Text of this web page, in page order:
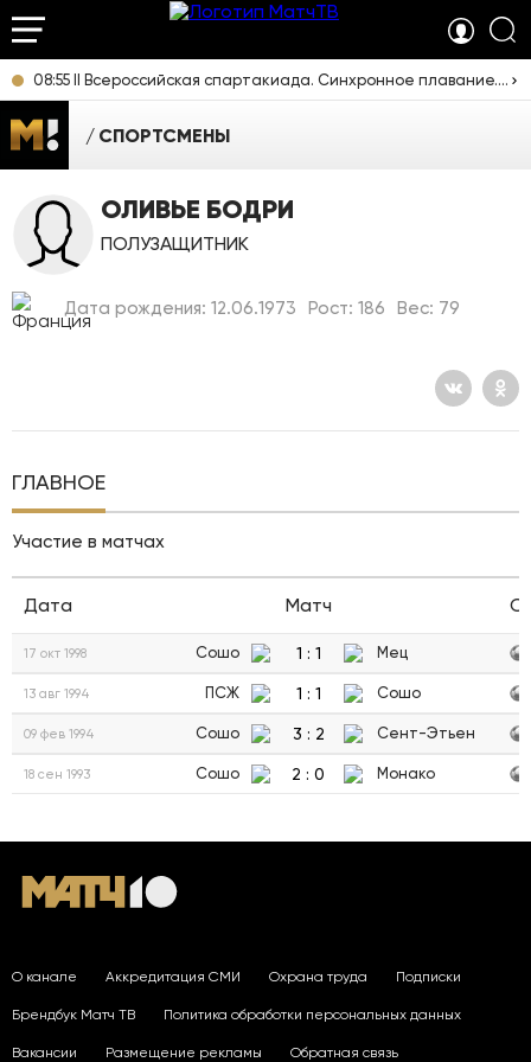
08:55 II Всероссийская спартакиада. Синхронное плавание. Дуэты. Прямая трансляция из Екатеринбурга
СПОРТСМЕНЫ
ОЛИВЬЕ БОДРИ
ПОЛУЗАЩИТНИК
Дата рождения: 12.06.1973 Рост: 186 Вес: 79
ГЛАВНОЕ
Участие в матчах
Дата Матч
17 окт 1998 Сошо 1 : 1 Мец
13 авг 1994 ПСЖ 1 : 1 Сошо
09 фев 1994 Сошо 3 : 2 Сент-Этьен
18 сен 1993 Сошо 2 : 0 Монако
О канале Аккредитация СМИ Охрана труда Подписки
Брендбук Матч ТВ Политика обработки персональных данных
Вакансии Размещение рекламы Обратная связь